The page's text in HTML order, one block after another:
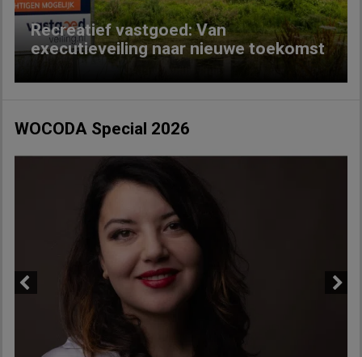
Recreatief vastgoed: Van
executieveiling naar nieuwe toekomst
WOCODA Special 2026